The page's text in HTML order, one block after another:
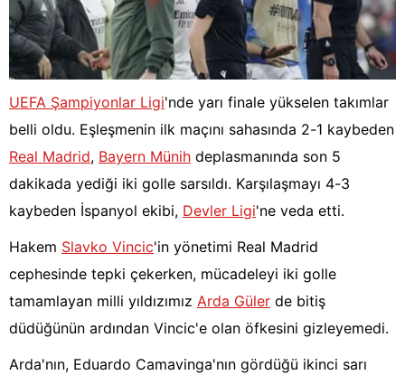
UEFA Şampiyonlar Ligi'nde yarı finale yükselen takımlar
belli oldu. Eşleşmenin ilk maçını sahasında 2-1 kaybeden
Real Madrid, Bayern Münih deplasmanında son 5
dakikada yediği iki golle sarsıldı. Karşılaşmayı 4-3
kaybeden İspanyol ekibi, Devler Ligi'ne veda etti.
Hakem Slavko Vincic'in yönetimi Real Madrid
cephesinde tepki çekerken, mücadeleyi iki golle
tamamlayan milli yıldızımız Arda Güler de bitiş
düdüğünün ardından Vincic'e olan öfkesini gizleyemedi.
Arda'nın, Eduardo Camavinga'nın gördüğü ikinci sarı